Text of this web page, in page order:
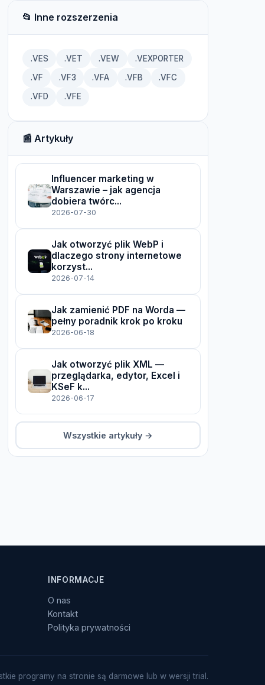
📂 Inne rozszerzenia
.VES .VET .VEW .VEXPORTER
.VF .VF3 .VFA .VFB .VFC
.VFD .VFE
📰 Artykuły
Influencer marketing w
Warszawie – jak agencja
dobiera twórc...
2026-07-30
Jak otworzyć plik WebP i
dlaczego strony internetowe
korzyst...
2026-07-14
Jak zamienić PDF na Worda —
pełny poradnik krok po kroku
2026-06-18
Jak otworzyć plik XML —
przeglądarka, edytor, Excel i
KSeF k...
2026-06-17
Wszystkie artykuły →
INFORMACJE
O nas
Kontakt
Polityka prywatności
programy na stronie są darmowe lub w wersji trial.